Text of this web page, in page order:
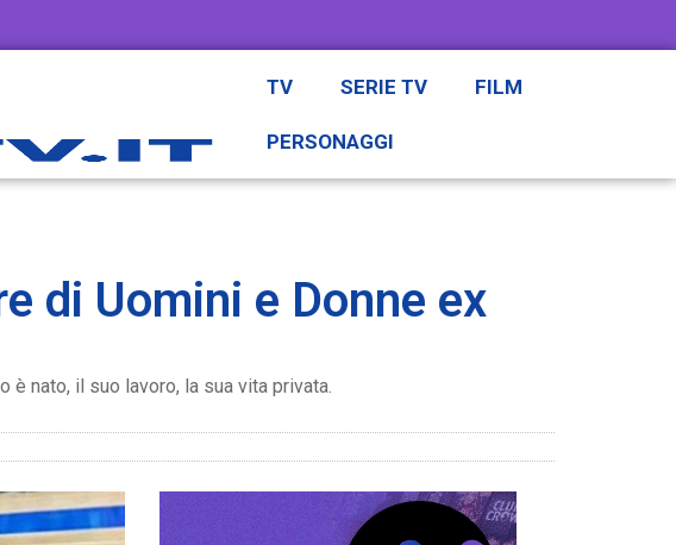
TV SERIE TV FILM
PERSONAGGI
di Uomini e Donne ex
è nato, il suo lavoro, la sua vita privata.